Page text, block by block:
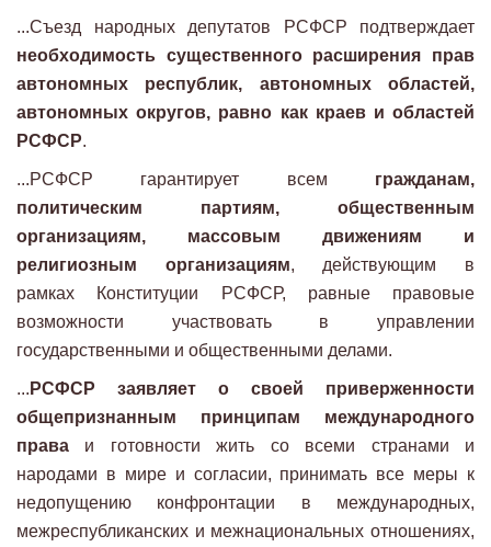
...Съезд народных депутатов РСФСР подтверждает
необходимость существенного расширения прав
автономных республик, автономных областей,
автономных округов, равно как краев и областей
РСФСР.
...РСФСР гарантирует всем гражданам,
политическим партиям, общественным
организациям, массовым движениям и
религиозным организациям, действующим в
рамках Конституции РСФСР, равные правовые
возможности участвовать в управлении
государственными и общественными делами.
... РСФСР заявляет о своей приверженности
общепризнанным принципам международного
права и готовности жить со всеми странами и
народами в мире и согласии, принимать все меры к
недопущению конфронтации в международных,
межреспубликанских и межнациональных отношениях,